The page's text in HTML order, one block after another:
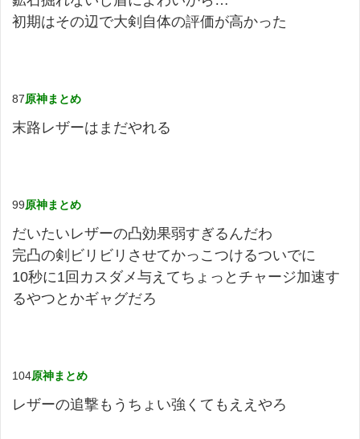
初期はその辺で大剣自体の評価が高かった
87原神まとめ
末路レザーはまだやれる
99原神まとめ
だいたいレザーの凸効果弱すぎるんだわ
完凸の剣ビリビリさせてかっこつけるついでに
10秒に1回カスダメ与えてちょっとチャージ加速す
るやつとかギャグだろ
104原神まとめ
レザーの追撃もうちょい強くてもええやろ